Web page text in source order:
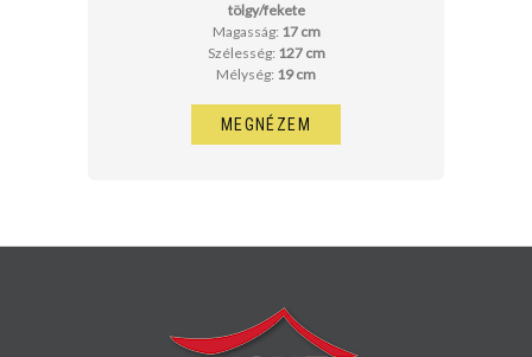
tölgy/fekete
Magasság: 17 cm
Szélesség: 127 cm
Mélység: 19 cm
MEGNÉZEM